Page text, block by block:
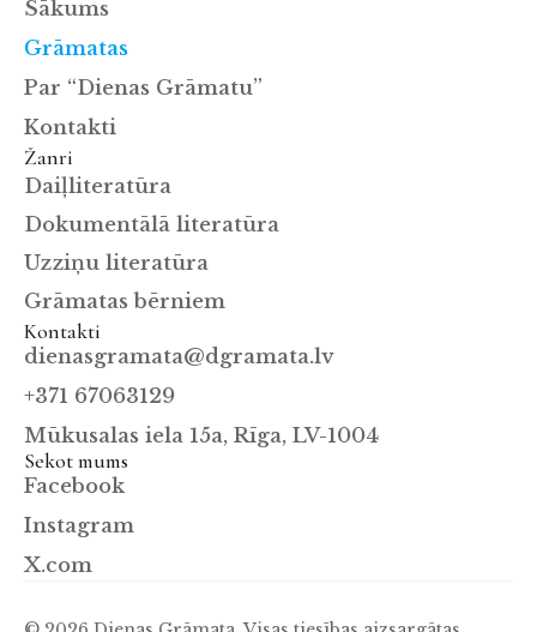
Sākums
Grāmatas
Par “Dienas Grāmatu”
Kontakti
Žanri
Daiļliteratūra
Dokumentālā literatūra
Uzziņu literatūra
Grāmatas bērniem
Kontakti
dienasgramata@dgramata.lv
+371 67063129
Mūkusalas iela 15a, Rīga, LV-1004
Sekot mums
Facebook
Instagram
X.com